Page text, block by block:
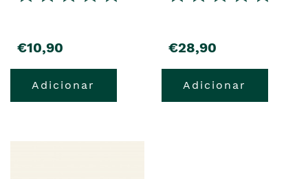
€10,90
Adicionar
€28,90
Adicionar